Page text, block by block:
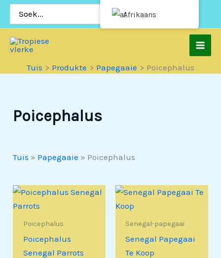
Slaan
inhoud
vir:
Tuis Produkte Papegaaie Poicephalus
Poicephalus
Tuis » Papegaaie » Poicephalus
Poicephalus
Poicephalus
Senegal Parrots
Senegal-papegaai
Senegal Papegaai
Te Koop
Afrikaans